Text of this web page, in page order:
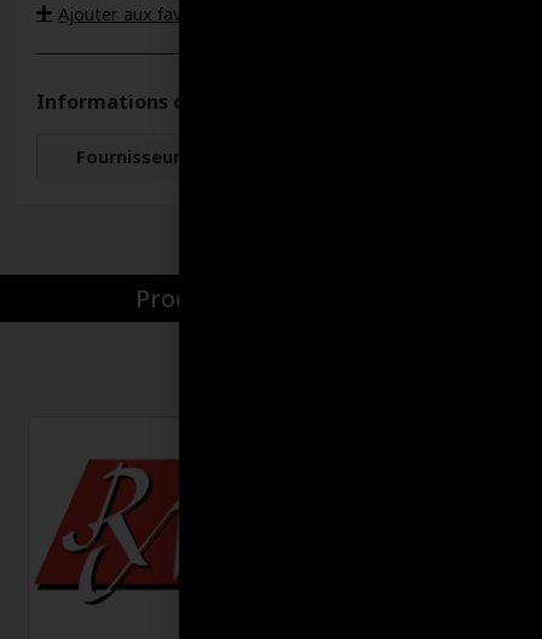
Ajouter aux favoris
Informations complémentaires
Fournisseur
Produits par catégories